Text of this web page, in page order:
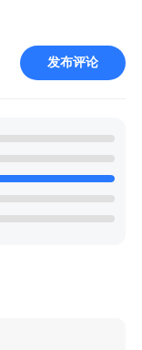
发布评论